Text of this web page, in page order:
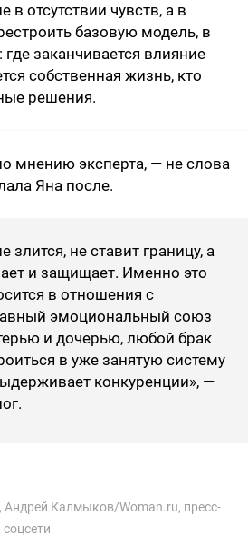
в отсутствии чувств, а в
базовую модель, в
заканчивается влияние
собственная жизнь, кто
решения.
мнению эксперта, — не слова
Яна после.
злится, не ставит границу, а
и защищает. Именно это
в отношения с
эмоциональный союз
и дочерью, любой брак
в уже занятую систему
конкуренции», —
Калмыков/Woman.ru, пресс-